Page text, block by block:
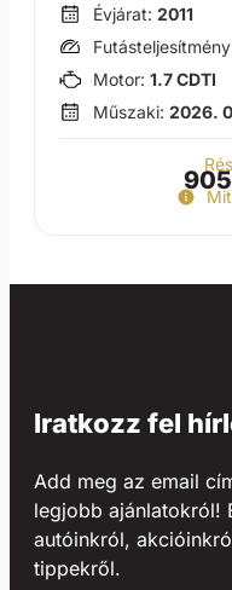
Évjárat: 2011
Motor: 1.7 CDTI
Műszaki: 2026.
Iratkozz fel
Add meg az email
legjobb ajánlatokról!
autóinkról,
tippekről.